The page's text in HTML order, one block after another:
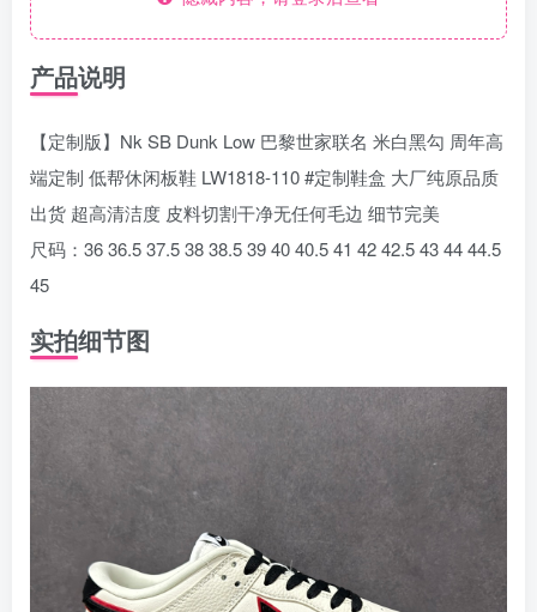
产品说明
【定制版】Nk SB Dunk Low 巴黎世家联名 米白黑勾 周年高
端定制 低帮休闲板鞋 LW1818-110 #定制鞋盒 大厂纯原品质
出货 超高清洁度 皮料切割干净无任何毛边 细节完美
尺码：36 36.5 37.5 38 38.5 39 40 40.5 41 42 42.5 43 44 44.5
45
实拍细节图